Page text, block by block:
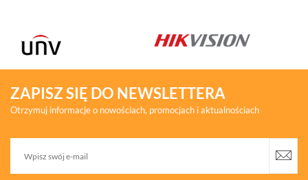
ZAPISZ SIĘ DO NEWSLETTERA
Otrzymuj informacje o nowościach, promocjach i aktualnościach